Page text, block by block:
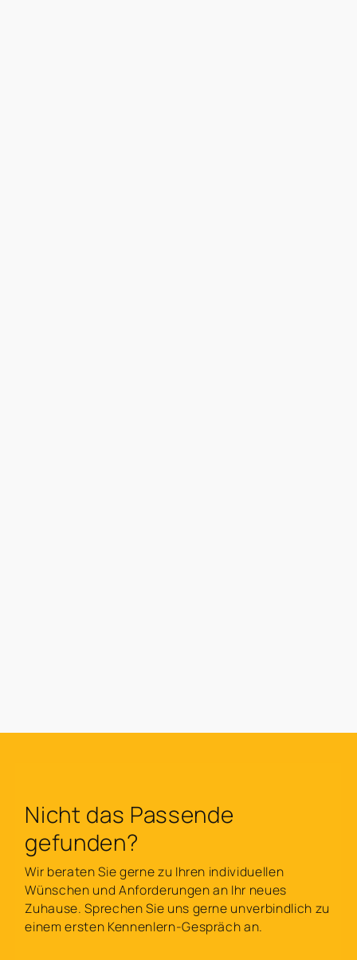
Nicht das Passende
gefunden?
Wir beraten Sie gerne zu Ihren individuellen
Wünschen und Anforderungen an Ihr neues
Zuhause. Sprechen Sie uns gerne unverbindlich zu
einem ersten Kennenlern-Gespräch an.